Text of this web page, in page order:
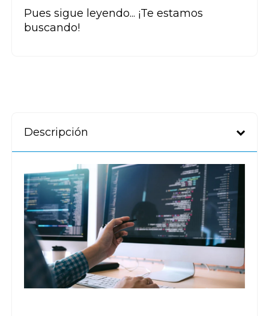
Pues sigue leyendo... ¡Te estamos
buscando!
Descripción